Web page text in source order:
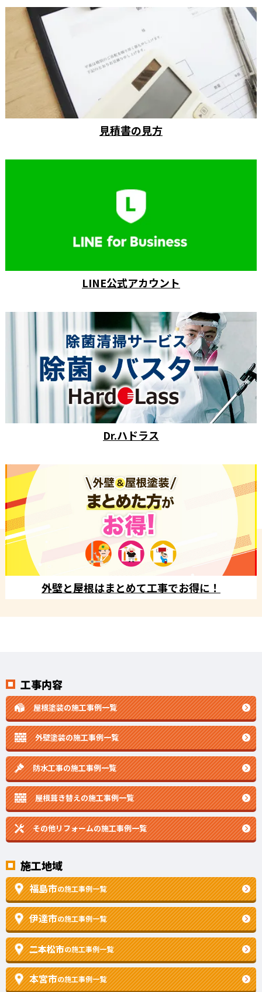
見積書の見方
LINE公式アカウント
Dr.ハドラス
外壁と屋根はまとめて工事でお得に！
工事内容
屋根塗装の施工事例一覧
外壁塗装の施工事例一覧
防水工事の施工事例一覧
屋根葺き替えの施工事例一覧
その他リフォームの施工事例一覧
施工地域
福島市の施工事例一覧
伊達市の施工事例一覧
二本松市の施工事例一覧
本宮市の施工事例一覧